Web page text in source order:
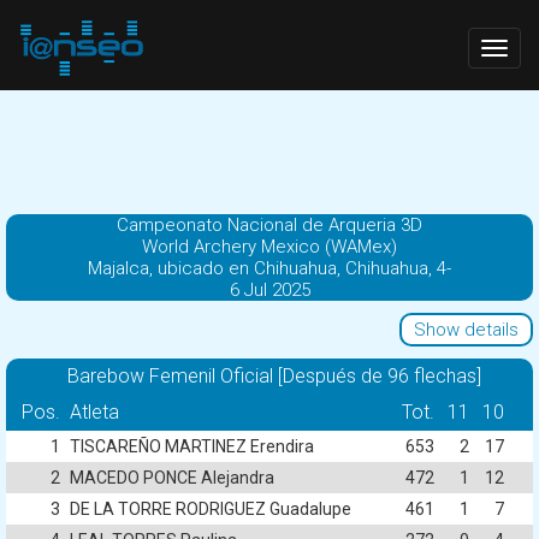
Campeonato Nacional de Arqueria 3D
World Archery Mexico (WAMex)
Majalca, ubicado en Chihuahua, Chihuahua, 4-
6 Jul 2025
Show details
Barebow Femenil Oficial [Después de 96 flechas]
Pos. Atleta Tot. 11 10
1 TISCAREÑO MARTINEZ Erendira 653 2
17
2
MACEDO PONCE Alejandra 472 1
12
3
DE LA TORRE RODRIGUEZ Guadalupe 461 1
7